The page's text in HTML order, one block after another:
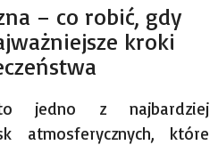
– co robić, gdy
kroki
jedno z najbardziej
atmosferycznych, które